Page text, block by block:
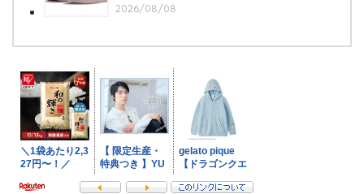
2026/08/08